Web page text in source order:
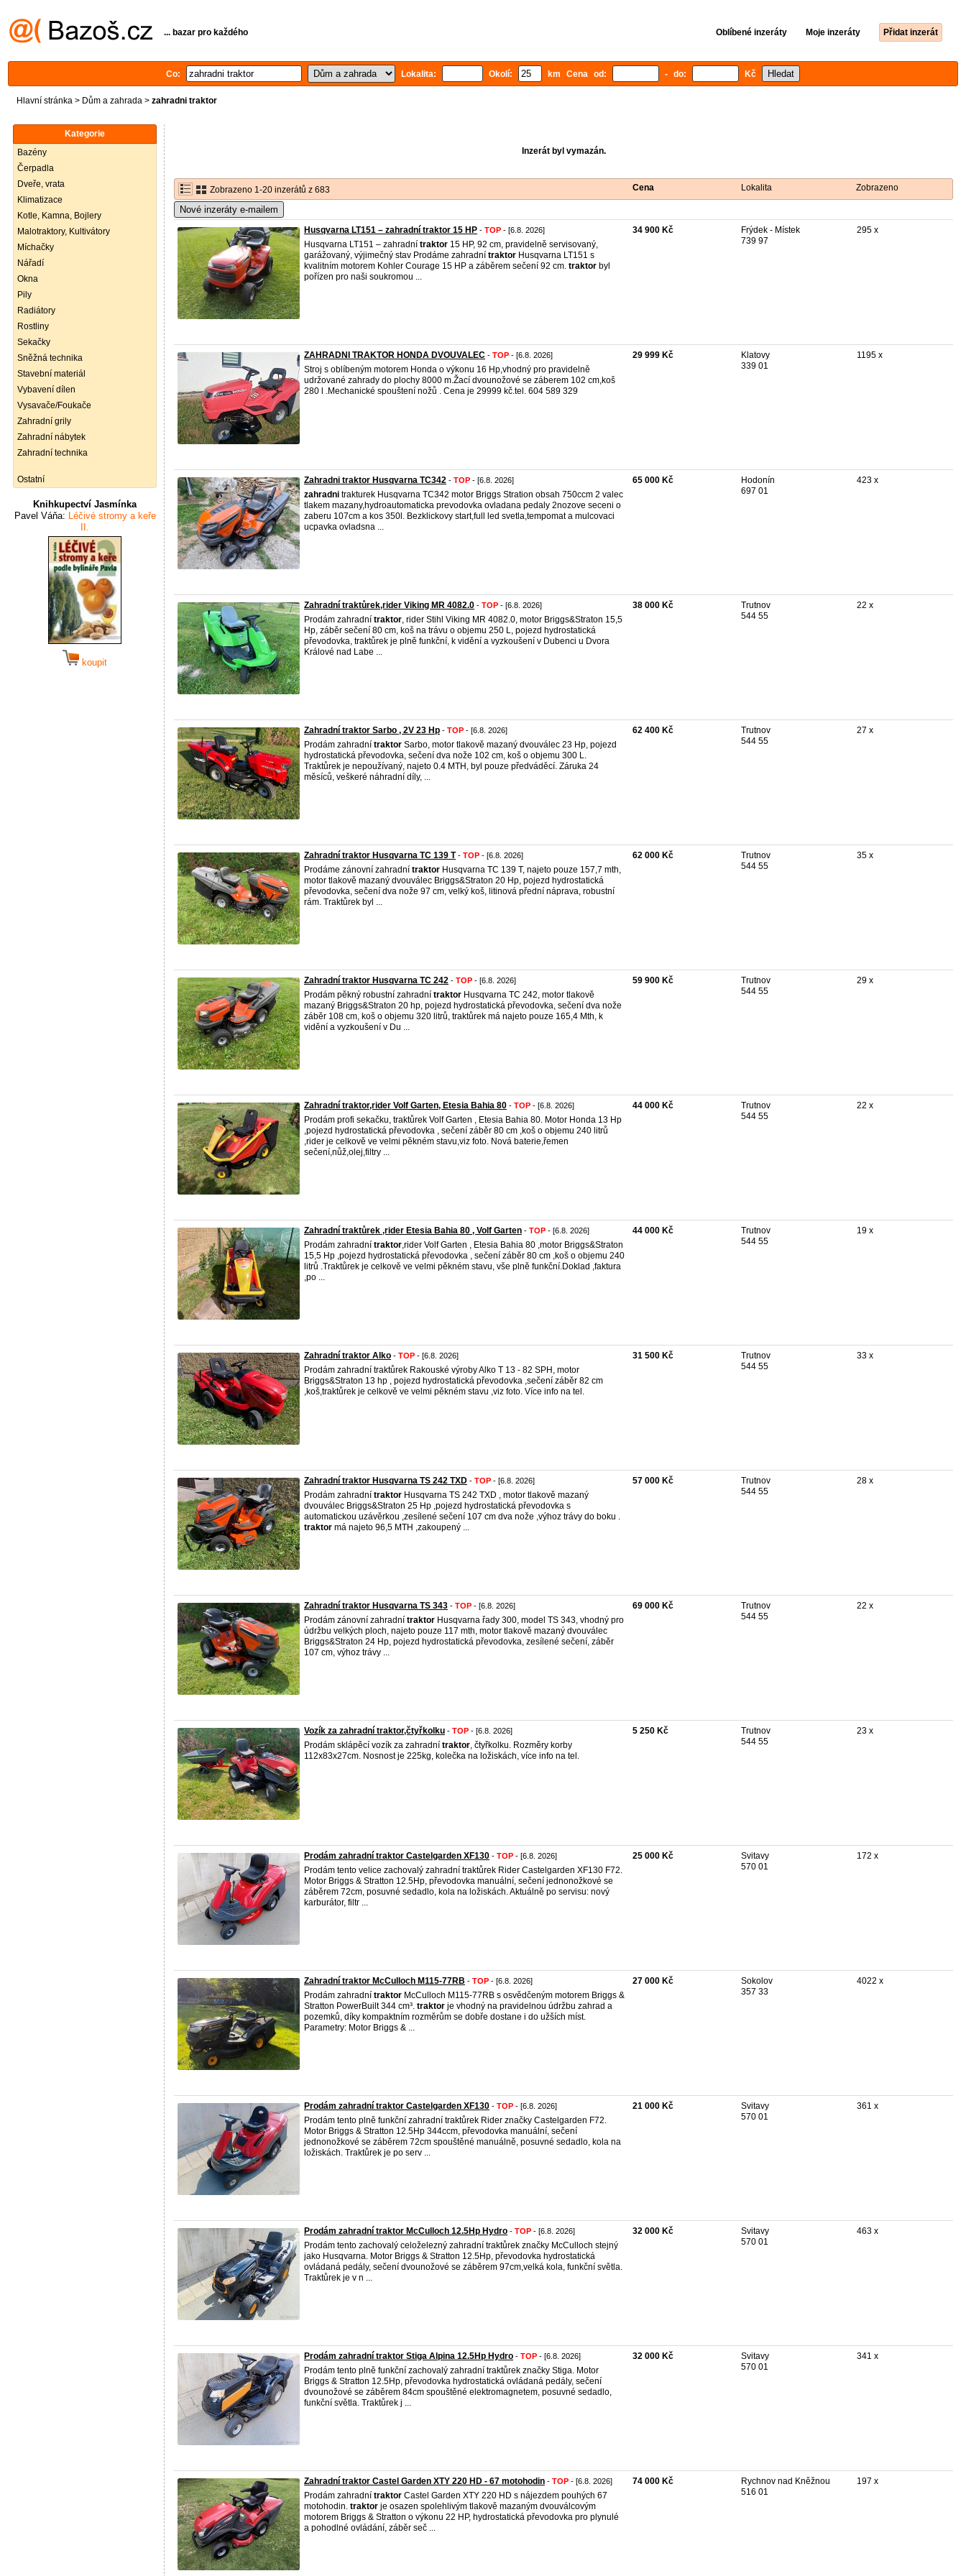
... bazar pro každého Oblíbené inzeráty Moje inzeráty Přidat inzerát
Co: Lokalita: Okolí: km Cena od: - do: Kč
Hlavní stránka > Dům a zahrada > zahradni traktor
Kategorie
Bazény
Čerpadla
Dveře, vrata
Klimatizace
Kotle, Kamna, Bojlery
Malotraktory, Kultivátory
Míchačky
Nářadí
Okna
Pily
Radiátory
Rostliny
Sekačky
Sněžná technika
Stavební materiál
Vybavení dílen
Vysavače/Foukače
Zahradní grily
Zahradní nábytek
Zahradní technika
Ostatní
Knihkupectví Jasmínka
Pavel Váňa: Léčivé stromy a keře
II.
koupit
Inzerát byl vymazán.
Zobrazeno 1-20 inzerátů z 683 Cena Lokalita Zobrazeno
Nové inzeráty e-mailem
Husqvarna LT151 – zahradní traktor 15 HP - TOP - [6.8. 2026]
Husqvarna LT151 – zahradní traktor 15 HP, 92 cm, pravidelně servisovaný,
garážovaný, výjimečný stav Prodáme zahradní traktor Husqvarna LT151 s
kvalitním motorem Kohler Courage 15 HP a záběrem sečení 92 cm. traktor byl
pořízen pro naši soukromou ...
34 900 Kč
Frýdek - Místek
739 97
295 x
ZAHRADNI TRAKTOR HONDA DVOUVALEC - TOP - [6.8. 2026]
Stroj s oblíbeným motorem Honda o výkonu 16 Hp,vhodný pro pravidelně
udržované zahrady do plochy 8000 m.Žací dvounožové se záberem 102 cm,koš
280 l .Mechanické spouštení nožů . Cena je 29999 kč.tel. 604 589 329
29 999 Kč
Klatovy
339 01
1195 x
Zahradni traktor Husqvarna TC342 - TOP - [6.8. 2026]
zahradni trakturek Husqvarna TC342 motor Briggs Stration obsah 750ccm 2 valec
tlakem mazany,hydroautomaticka prevodovka ovladana pedaly 2nozove seceni o
zaberu 107cm a kos 350l. Bezklickovy start,full led svetla,tempomat a mulcovaci
ucpavka ovladsna ...
65 000 Kč
Hodonín
697 01
423 x
Zahradní traktůrek,rider Viking MR 4082.0 - TOP - [6.8. 2026]
Prodám zahradní traktor, rider Stihl Viking MR 4082.0, motor Briggs&Straton 15,5
Hp, záběr sečení 80 cm, koš na trávu o objemu 250 L, pojezd hydrostatická
převodovka, traktůrek je plně funkční, k vidění a vyzkoušení v Dubenci u Dvora
Králové nad Labe ...
38 000 Kč
Trutnov
544 55
22 x
Zahradní traktor Sarbo , 2V 23 Hp - TOP - [6.8. 2026]
Prodám zahradní traktor Sarbo, motor tlakově mazaný dvouválec 23 Hp, pojezd
hydrostatická převodovka, sečení dva nože 102 cm, koš o objemu 300 L.
Traktůrek je nepoužívaný, najeto 0.4 MTH, byl pouze předváděcí. Záruka 24
měsíců, veškeré náhradní díly, ...
62 400 Kč
Trutnov
544 55
27 x
Zahradní traktor Husqvarna TC 139 T- TOP - [6.8. 2026]
Prodáme zánovní zahradní traktor Husqvarna TC 139 T, najeto pouze 157,7 mth,
motor tlakově mazaný dvouválec Briggs&Straton 20 Hp, pojezd hydrostatická
převodovka, sečení dva nože 97 cm, velký koš, litinová přední náprava, robustní
rám. Traktůrek byl ...
62 000 Kč
Trutnov
544 55
35 x
Zahradní traktor Husqvarna TC 242 - TOP - [6.8. 2026]
Prodám pěkný robustní zahradní traktor Husqvarna TC 242, motor tlakově
mazaný Briggs&Straton 20 hp, pojezd hydrostatická převodovka, sečení dva nože
záběr 108 cm, koš o objemu 320 litrů, traktůrek má najeto pouze 165,4 Mth, k
vidění a vyzkoušení v Du ...
59 900 Kč
Trutnov
544 55
29 x
Zahradní traktor,rider Volf Garten, Etesia Bahia 80 - TOP - [6.8. 2026]
Prodám profi sekačku, traktůrek Volf Garten , Etesia Bahia 80. Motor Honda 13 Hp
,pojezd hydrostatická převodovka , sečení záběr 80 cm ,koš o objemu 240 litrů
,rider je celkově ve velmi pěkném stavu,viz foto. Nová baterie,řemen
sečení,nůž,olej,filtry ...
44 000 Kč
Trutnov
544 55
22 x
Zahradní traktůrek ,rider Etesia Bahia 80 , Volf Garten - TOP - [6.8. 2026]
Prodám zahradní traktor,rider Volf Garten , Etesia Bahia 80 ,motor Briggs&Straton
15,5 Hp ,pojezd hydrostatická převodovka , sečení záběr 80 cm ,koš o objemu 240
litrů .Traktůrek je celkově ve velmi pěkném stavu, vše plně funkční.Doklad ,faktura
,po ...
44 000 Kč
Trutnov
544 55
19 x
Zahradní traktor Alko - TOP - [6.8. 2026]
Prodám zahradní traktůrek Rakouské výroby Alko T 13 - 82 SPH, motor
Briggs&Straton 13 hp , pojezd hydrostatická převodovka ,sečení záběr 82 cm
,koš,traktůrek je celkově ve velmi pěkném stavu ,viz foto. Více info na tel.
31 500 Kč
Trutnov
544 55
33 x
Zahradní traktor Husqvarna TS 242 TXD - TOP - [6.8. 2026]
Prodám zahradní traktor Husqvarna TS 242 TXD , motor tlakově mazaný
dvouválec Briggs&Straton 25 Hp ,pojezd hydrostatická převodovka s
automatickou uzávěrkou ,zesílené sečení 107 cm dva nože ,výhoz trávy do boku .
traktor má najeto 96,5 MTH ,zakoupený ...
57 000 Kč
Trutnov
544 55
28 x
Zahradní traktor Husqvarna TS 343 - TOP - [6.8. 2026]
Prodám zánovní zahradní traktor Husqvarna řady 300, model TS 343, vhodný pro
údržbu velkých ploch, najeto pouze 117 mth, motor tlakově mazaný dvouválec
Briggs&Straton 24 Hp, pojezd hydrostatická převodovka, zesílené sečení, záběr
107 cm, výhoz trávy ...
69 000 Kč
Trutnov
544 55
22 x
Vozík za zahradní traktor,čtyřkolku - TOP - [6.8. 2026]
Prodám sklápěcí vozík za zahradní traktor, čtyřkolku. Rozměry korby
112x83x27cm. Nosnost je 225kg, kolečka na ložiskách, více info na tel.
5 250 Kč
Trutnov
544 55
23 x
Prodám zahradní traktor Castelgarden XF130 - TOP - [6.8. 2026]
Prodám tento velice zachovalý zahradní traktůrek Rider Castelgarden XF130 F72.
Motor Briggs & Stratton 12.5Hp, převodovka manuální, sečení jednonožkové se
záběrem 72cm, posuvné sedadlo, kola na ložiskách. Aktuálně po servisu: nový
karburátor, filtr ...
25 000 Kč
Svitavy
570 01
172 x
Zahradní traktor McCulloch M115-77RB - TOP - [6.8. 2026]
Prodám zahradní traktor McCulloch M115-77RB s osvědčeným motorem Briggs &
Stratton PowerBuilt 344 cm³. traktor je vhodný na pravidelnou údržbu zahrad a
pozemků, díky kompaktním rozměrům se dobře dostane i do užších míst.
Parametry: Motor Briggs & ...
27 000 Kč
Sokolov
357 33
4022 x
Prodám zahradní traktor Castelgarden XF130 - TOP - [6.8. 2026]
Prodám tento plně funkční zahradní traktůrek Rider značky Castelgarden F72.
Motor Briggs & Stratton 12.5Hp 344ccm, převodovka manuální, sečení
jednonožkové se záběrem 72cm spouštěné manuálně, posuvné sedadlo, kola na
ložiskách. Traktůrek je po serv ...
21 000 Kč
Svitavy
570 01
361 x
Prodám zahradní traktor McCulloch 12.5Hp Hydro - TOP - [6.8. 2026]
Prodám tento zachovalý celoželezný zahradní traktůrek značky McCulloch stejný
jako Husqvarna. Motor Briggs & Stratton 12.5Hp, převodovka hydrostatická
ovládaná pedály, sečení dvounožové se záběrem 97cm,velká kola, funkční světla.
Traktůrek je v n ...
32 000 Kč
Svitavy
570 01
463 x
Prodám zahradní traktor Stiga Alpina 12.5Hp Hydro - TOP - [6.8. 2026]
Prodám tento plně funkční zachovalý zahradní traktůrek značky Stiga. Motor
Briggs & Stratton 12.5Hp, převodovka hydrostatická ovládaná pedály, sečení
dvounožové se záběrem 84cm spouštěné elektromagnetem, posuvné sedadlo,
funkční světla. Traktůrek j ...
32 000 Kč
Svitavy
570 01
341 x
Zahradní traktor Castel Garden XTY 220 HD - 67 motohodin - TOP - [6.8. 2026]
Prodám zahradní traktor Castel Garden XTY 220 HD s nájezdem pouhých 67
motohodin. traktor je osazen spolehlivým tlakově mazaným dvouválcovým
motorem Briggs & Stratton o výkonu 22 HP, hydrostatická převodovka pro plynulé
a pohodlné ovládání, záběr seč ...
74 000 Kč
Rychnov nad Kněžnou
516 01
197 x